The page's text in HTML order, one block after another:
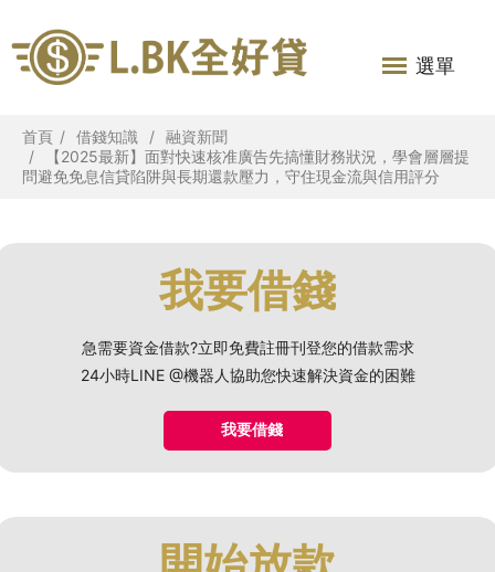
選單
首頁 借錢知識
融資新聞
【2025最新】面對快速核准廣告先搞懂財務狀況，學會層層提
問避免免息信貸陷阱與長期還款壓力，守住現金流與信用評分
我要借錢
急需要資金借款?立即免費註冊刊登您的借款需求
24小時LINE @機器人協助您快速解決資金的困難
我要借錢